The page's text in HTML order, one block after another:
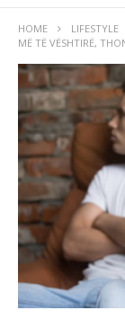
HOME LIFESTYLE
MË TË VËSHTIRË,